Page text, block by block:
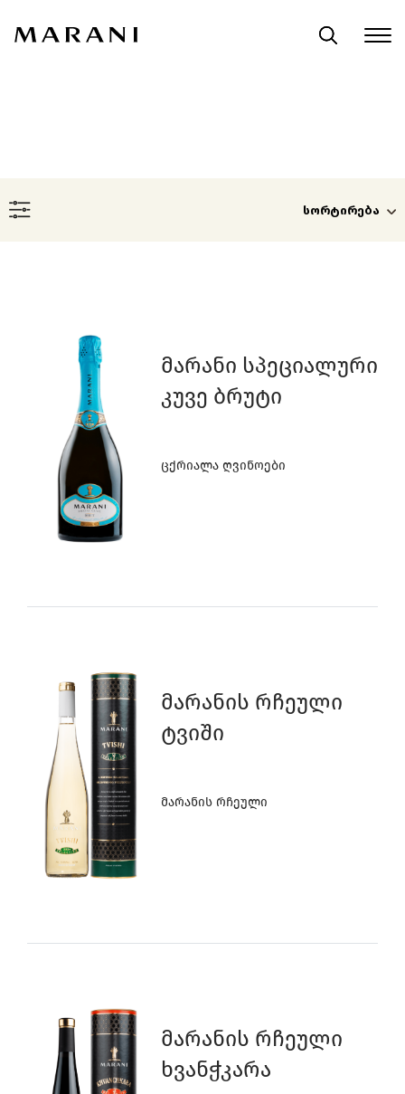
Მეღვინეობა
ინგლისური
Მარანი Სპეციალური
Კუვე Ბრუტი
Ცქრიალა Ღვინოები
Მარანის Რჩეული
Ტვიში
Მარანის Რჩეული
Მარანის Რჩეული
Ხვანჭკარა